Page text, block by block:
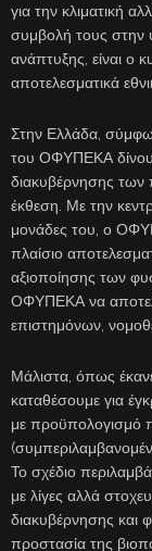
για την κλιματική
συμβολή τους στην
ανάπτυξης, είναι ο
αποτελεσματικά
Στην Ελλάδα,
του ΟΦΥΠΕΚΑ
διακυβέρνησης των
έκθεση. Με την
μονάδες του, ο
πλαίσιο
αξιοποίησης των
ΟΦΥΠΕΚΑ να
επιστημόνων,
Μάλιστα, όπως
καταθέσουμε για
με προϋπολογισμό
Το σχέδιο
με λίγες αλλά
διακυβέρνησης και
προστασία της